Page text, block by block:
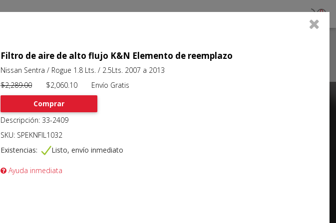
0
Filtro de aire de alto flujo K&N Elemento de reemplazo
Nissan Sentra / Rogue 1.8 Lts. / 2.5Lts. 2007 a 2013
$2,289.00$2,060.10 Envío Gratis
Comprar
Descripción: 33-2409
SKU: SPEKNFIL1032
Existencias:
Listo, envío inmediato
Ayuda inmediata